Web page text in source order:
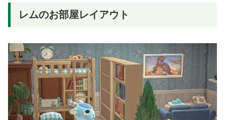
レムのお部屋レイアウト